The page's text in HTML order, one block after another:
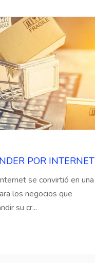
POR INTERNET
se convirtió en una
los negocios que
su cr...